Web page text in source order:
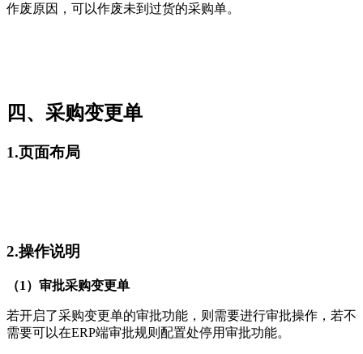
作废原因，可以作废未到过货的采购单。
四、采购变更单
1.页面布局
2.操作说明
（1）审批采购变更单
若开启了采购变更单的审批功能，则需要进行审批操作，若不
需要可以在ERP端审批规则配置处停用审批功能。